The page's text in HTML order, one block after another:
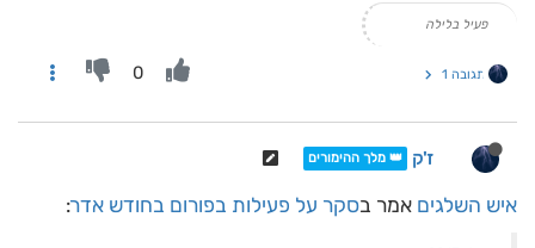
פעיל בלילה
תגובה 1 0
ז'ק 👑 מלך ההימורים
איש השלגים אמר בסקר על פעילות בפורום בחודש אדר: